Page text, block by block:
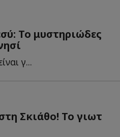
Το μυστηριώδες
γ...
Σκιάθο! To γιωτ